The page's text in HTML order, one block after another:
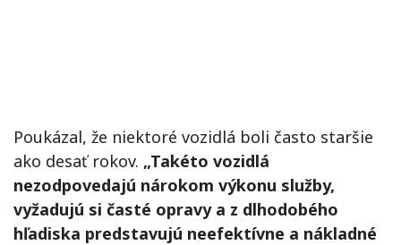
Poukázal, že niektoré vozidlá boli často staršie
ako desať rokov. „Takéto vozidlá
nezodpovedajú nárokom výkonu služby,
vyžadujú si časté opravy a z dlhodobého
hľadiska predstavujú neefektívne a nákladné